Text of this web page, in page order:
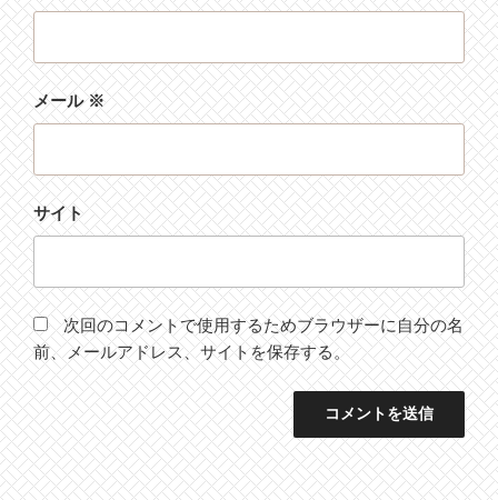
メール※
サイト
次回のコメントで使用するためブラウザーに自分の名
前、メールアドレス、サイトを保存する。